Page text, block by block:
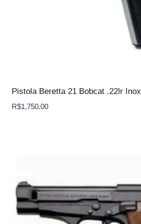
Pistola Beretta 21 Bobcat .22lr Inox
R$1,750.00